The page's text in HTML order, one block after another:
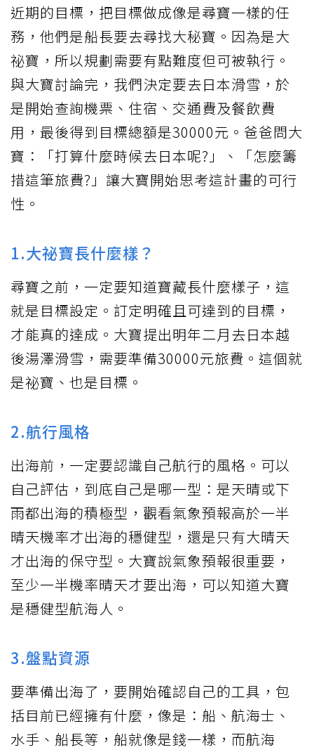
近期的目標，把目標做成像是尋寶一樣的任
務，他們是船長要去尋找大秘寶。因為是大
祕寶，所以規劃需要有點難度但可被執行。
與大寶討論完，我們決定要去日本滑雪，於
是開始查詢機票、住宿、交通費及餐飲費
用，最後得到目標總額是30000元。爸爸問大
寶：「打算什麼時候去日本呢?」、「怎麼籌
措這筆旅費?」讓大寶開始思考這計畫的可行
性。
1.大祕寶長什麼樣？
尋寶之前，一定要知道寶藏長什麼樣子，這
就是目標設定。訂定明確且可達到的目標，
才能真的達成。大寶提出明年二月去日本越
後湯澤滑雪，需要準備30000元旅費。這個就
是祕寶、也是目標。
2.航行風格
出海前，一定要認識自己航行的風格。可以
自己評估，到底自己是哪一型：是天晴或下
雨都出海的積極型，觀看氣象預報高於一半
晴天機率才出海的穩健型，還是只有大晴天
才出海的保守型。大寶說氣象預報很重要，
至少一半機率晴天才要出海，可以知道大寶
是穩健型航海人。
3.盤點資源
要準備出海了，要開始確認自己的工具，包
括目前已經擁有什麼，像是：船、航海士、
水手、船長等，船就像是錢一樣，而航海